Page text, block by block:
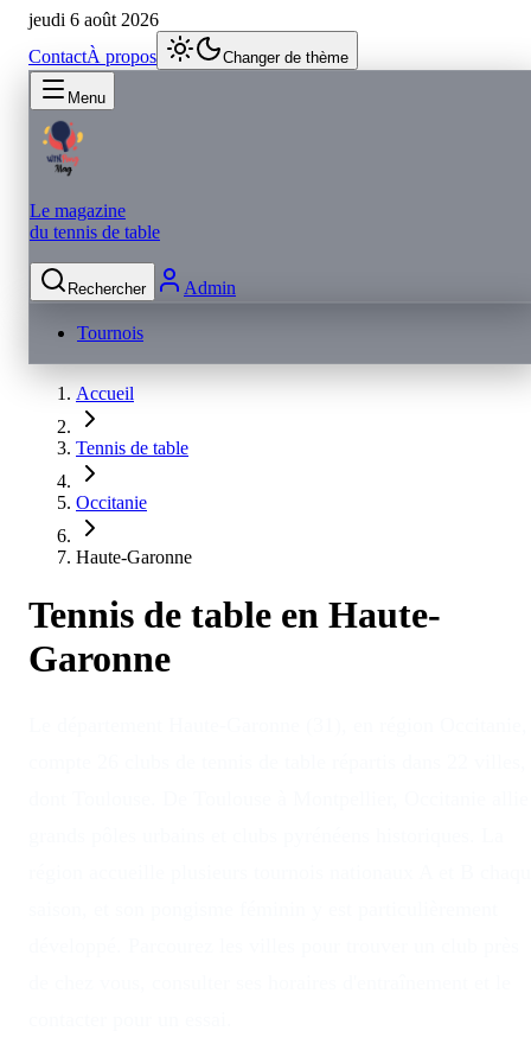
jeudi 6 août 2026
ContactÀ propos Changer de thème
Menu
Le magazine
du tennis de table
Rechercher Admin
Tournois
Accueil
Tennis de table
Occitanie
Haute-Garonne
Tennis de table en Haute-
Garonne